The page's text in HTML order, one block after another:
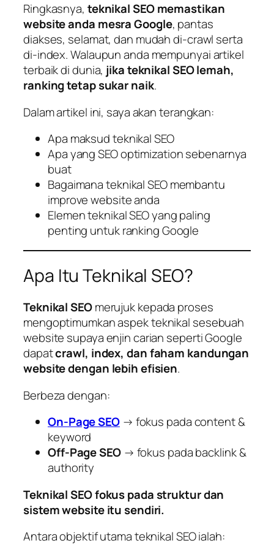
Ringkasnya, teknikal SEO memastikan
website anda mesra Google, pantas
diakses, selamat, dan mudah di-crawl serta
di-index. Walaupun anda mempunyai artikel
terbaik di dunia, jika teknikal SEO lemah,
ranking tetap sukar naik.
Dalam artikel ini, saya akan terangkan:
Apa maksud teknikal SEO
Apa yang SEO optimization sebenarnya
buat
Bagaimana teknikal SEO membantu
improve website anda
Elemen teknikal SEO yang paling
penting untuk ranking Google
Apa Itu Teknikal SEO?
Teknikal SEOmerujuk kepada proses
mengoptimumkan aspek teknikal sesebuah
website supaya enjin carian seperti Google
dapatcrawl, index, dan faham kandungan
website dengan lebih efisien.
Berbeza dengan:
On-Page SEO→ fokus pada content &
keyword
Off-Page SEO→ fokus pada backlink &
authority
Teknikal SEO fokus pada struktur dan
sistem website itu sendiri.
Antara objektif utama teknikal SEO ialah: